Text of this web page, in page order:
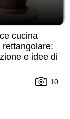
cucina
e idee di
10